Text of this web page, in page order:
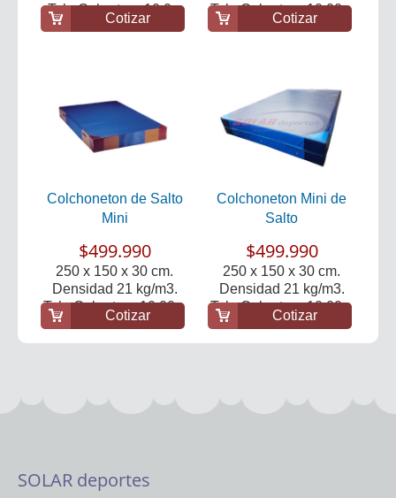
Tela Cobertura 10.0...
Cotizar
Tela Cobertura 10.00...
Cotizar
Colchoneton de Salto
Mini
$499.990
250 x 150 x 30 cm.
Densidad 21 kg/m3.
Tela Cobertura 10.00...
Cotizar
Colchoneton Mini de
Salto
$499.990
250 x 150 x 30 cm.
Densidad 21 kg/m3.
Tela Cobertura 10.00...
Cotizar
SOLAR deportes